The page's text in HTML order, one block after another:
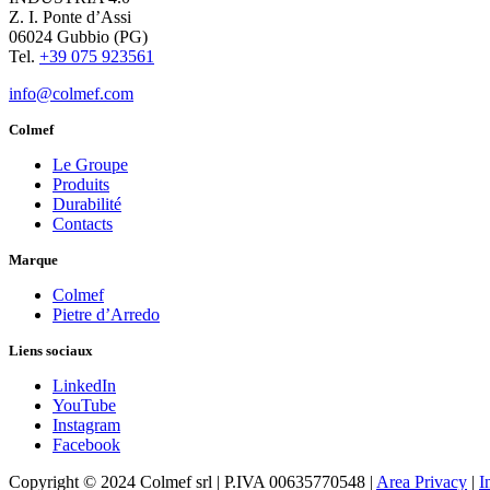
Z. I. Ponte d’Assi
06024 Gubbio (PG)
Tel. +39 075 923561
info@colmef.com
Colmef
Le Groupe
Produits
Durabilité
Contacts
Marque
Colmef
Pietre d’Arredo
Liens sociaux
LinkedIn
YouTube
Instagram
Facebook
Copyright © 2024 Colmef srl | P.IVA 00635770548 | Area Privacy |